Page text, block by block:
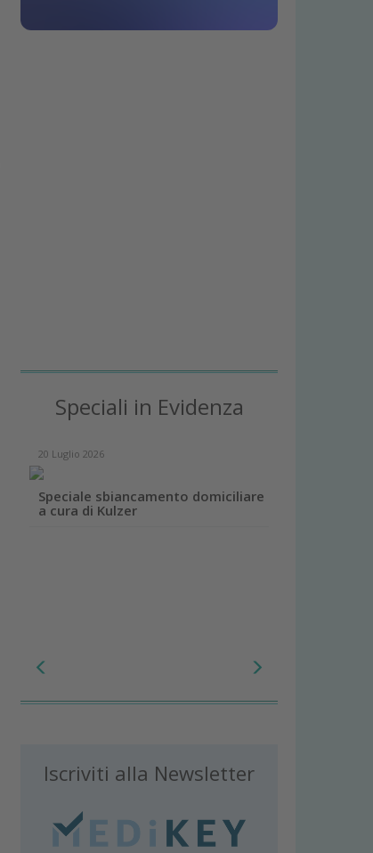
Speciali in Evidenza
20 Luglio 2026
Speciale sbiancamento domiciliare
a cura di Kulzer
Iscriviti alla Newsletter